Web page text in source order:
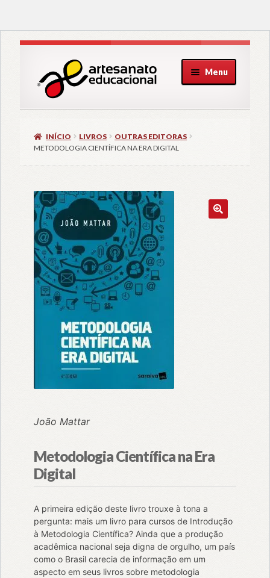
para
navegação
para
conteúdo
Menu
INÍCIO LIVROS
OUTRAS EDITORAS
METODOLOGIA CIENTÍFICA NA ERA DIGITAL
João Mattar
Metodologia Científica na Era
Digital
A primeira edição deste livro trouxe à tona a
pergunta: mais um livro para cursos de Introdução
à Metodologia Científica? Ainda que a produção
acadêmica nacional seja digna de orgulho, um país
como o Brasil carecia de informação em um
aspecto em seus livros sobre metodologia